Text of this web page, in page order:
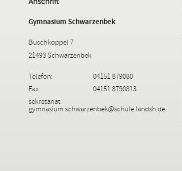
Gymnasium Schwarzenbek
Buschkoppel 7
21493 Schwarzenbek
Telefon:
04151 879080
Fax:
04151 8790813
sekretariat-
gymnasium.schwarzenbek@schule.landsh.de